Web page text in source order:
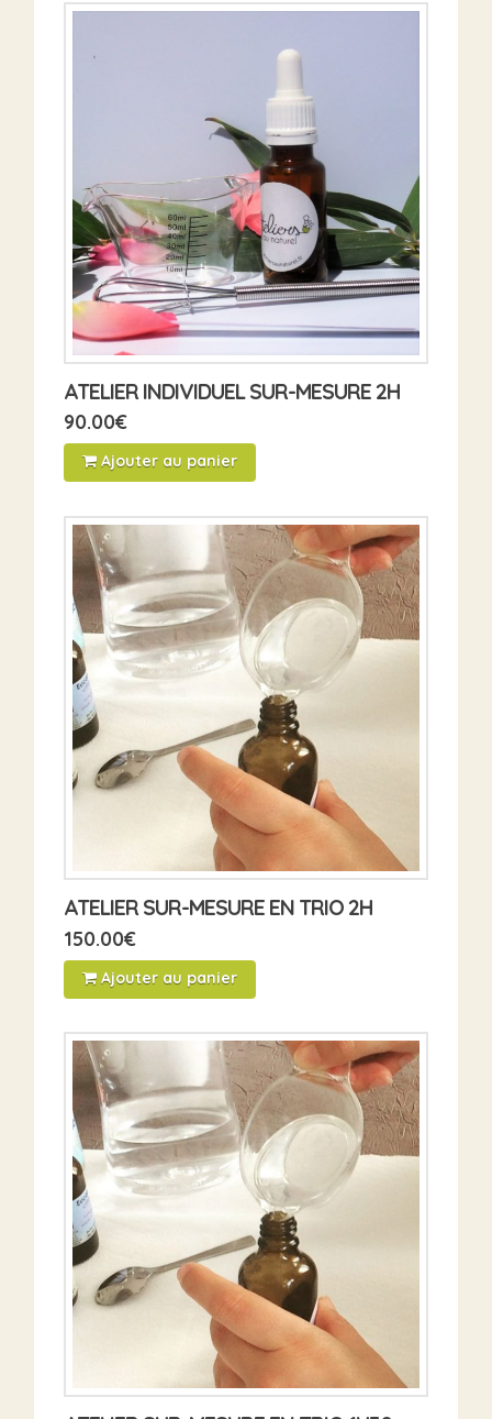
ATELIER INDIVIDUEL SUR-MESURE 2H
90.00€
Ajouter au panier
ATELIER SUR-MESURE EN TRIO 2H
150.00€
Ajouter au panier